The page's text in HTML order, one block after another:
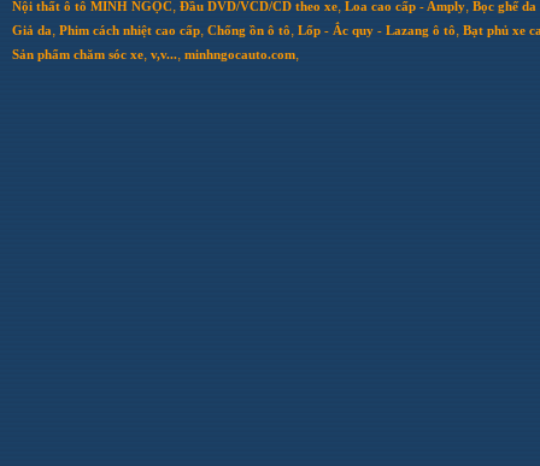
Nội thất ô tô MINH NGỌC, Đầu DVD/VCD/CD theo xe, Loa cao cấp - Amply, Bọc ghế
Giả da, Phim cách nhiệt cao cấp, Chống ồn ô tô, Lốp - Ắc quy - Lazang ô tô, Bạt phủ xe
Sản phẩm chăm sóc xe, v,v..., minhngocauto.com,